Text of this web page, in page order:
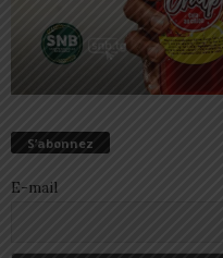
S’abonnez
E-mail